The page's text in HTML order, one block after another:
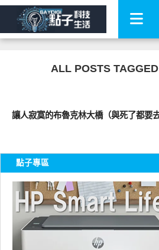
ALL POSTS
讓人寂寞的布魯克林大橋（與死了都要
點子專區